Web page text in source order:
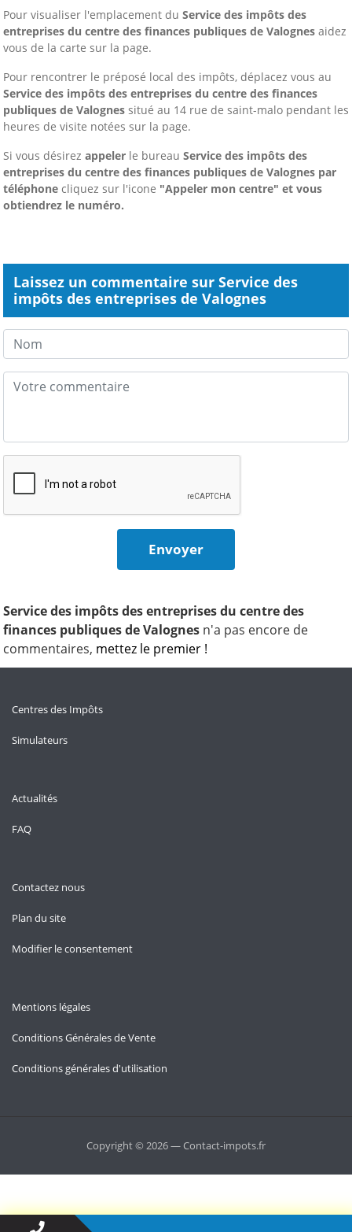
Pour visualiser l'emplacement du Service des impôts des
entreprises du centre des finances publiques de Valognes aidez
vous de la carte sur la page.
Pour rencontrer le préposé local des impôts, déplacez vous au
Service des impôts des entreprises du centre des finances
publiques de Valognes situé au 14 rue de saint-malo pendant les
heures de visite notées sur la page.
Si vous désirez appeler le bureau Service des impôts des
entreprises du centre des finances publiques de Valognes par
téléphone cliquez sur l'icone "Appeler mon centre" et vous
obtiendrez le numéro.
Laissez un commentaire sur Service des
impôts des entreprises de Valognes
Service des impôts des entreprises du centre des
finances publiques de Valognes n'a pas encore de
commentaires, mettez le premier !
Centres des Impôts
Simulateurs
Actualités
FAQ
Contactez nous
Plan du site
Modifier le consentement
Mentions légales
Conditions Générales de Vente
Conditions générales d'utilisation
Copyright © 2026 — Contact-impots.fr